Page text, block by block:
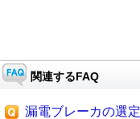
関連するFAQ
漏電ブレーカの選